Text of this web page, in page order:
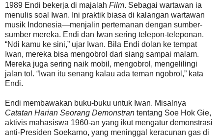
1989 Endi bekerja di majalah Film. Sebagai wartawan ia
menulis soal Iwan. Ini praktik biasa di kalangan wartawan
musik Indonesia—menjalin pertemanan dengan sumber-
sumber mereka. Endi dan Iwan sering telepon-teleponan.
“Ndi kamu ke sini,” ujar Iwan. Bila Endi dolan ke tempat
Iwan, mereka bisa mengobrol dari siang sampai malam.
Mereka juga sering naik mobil, mengobrol, mengelilingi
jalan tol. “Iwan itu senang kalau ada teman ngobrol,” kata
Endi.
Endi membawakan buku-buku untuk Iwan. Misalnya
Catatan Harian Seorang Demonstran tentang Soe Hok Gie,
aktivis mahasiswa 1960-an yang ikut mengatur demonstrasi
anti-Presiden Soekarno, yang meninggal keracunan gas di